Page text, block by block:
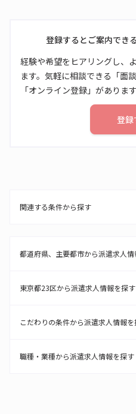
登録するとご案内でき
経験や希望をヒアリングし、
ます。気軽に相談できる「面
「オンライン登録」があります
登録
関連する条件から探す
都道府県、主要都市から派遣求人
東京都23区から派遣求人情報を探す
こだわりの条件から派遣求人情報
職種・業種から派遣求人情報を探す